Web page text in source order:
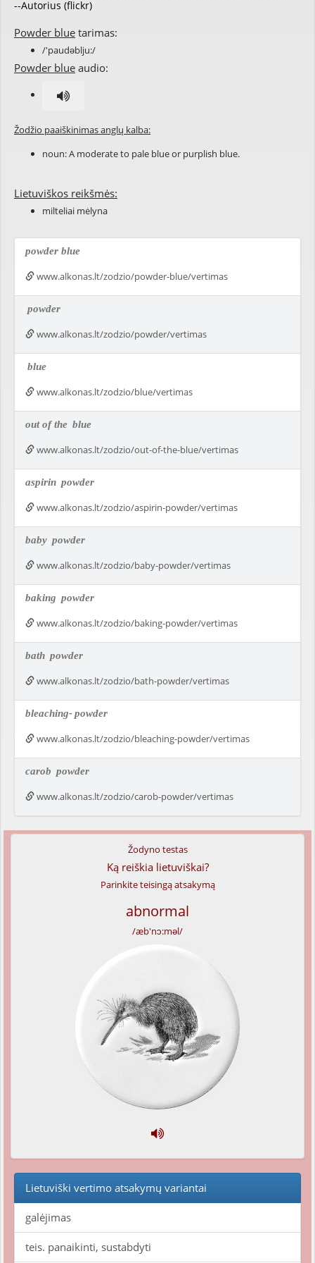
--Autorius (flickr)
Powder blue tarimas:
/'paudəblju:/
Powder blue audio:
Žodžio paaiškinimas anglų kalba:
noun: A moderate to pale blue or purplish blue.
Lietuviškos reikšmės:
milteliai mėlyna
powder blue
www.alkonas.lt/zodzio/powder-blue/vertimas
powder
www.alkonas.lt/zodzio/powder/vertimas
blue
www.alkonas.lt/zodzio/blue/vertimas
out of the blue
www.alkonas.lt/zodzio/out-of-the-blue/vertimas
aspirin powder
www.alkonas.lt/zodzio/aspirin-powder/vertimas
baby powder
www.alkonas.lt/zodzio/baby-powder/vertimas
baking powder
www.alkonas.lt/zodzio/baking-powder/vertimas
bath powder
www.alkonas.lt/zodzio/bath-powder/vertimas
bleaching-powder
www.alkonas.lt/zodzio/bleaching-powder/vertimas
carob powder
www.alkonas.lt/zodzio/carob-powder/vertimas
Žodyno testas
Ką reiškia lietuviškai?
Parinkite teisingą atsakymą
abnormal
/æb'nɔ:məl/
Lietuviški vertimo atsakymų variantai
galėjimas
teis. panaikinti, sustabdyti